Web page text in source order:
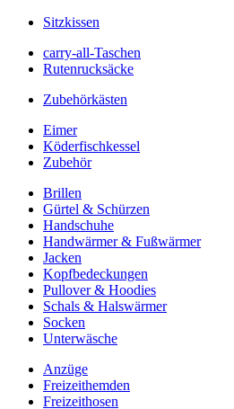
Sitzkissen
carry-all-Taschen
Rutenrucksäcke
Zubehörkästen
Eimer
Köderfischkessel
Zubehör
Brillen
Gürtel & Schürzen
Handschuhe
Handwärmer & Fußwärmer
Jacken
Kopfbedeckungen
Pullover & Hoodies
Schals & Halswärmer
Socken
Unterwäsche
Anzüge
Freizeithemden
Freizeithosen